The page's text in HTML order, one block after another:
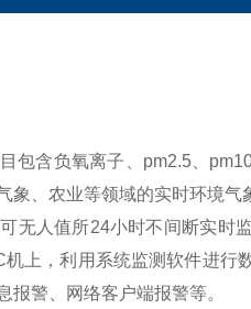
含负氧离子、pm2.5、
象、农业等领域的实时环境
无人值所24小时不间断实时
上，利用系统监测软件进行
警、网络客户端报警等。